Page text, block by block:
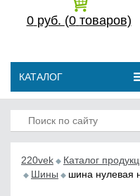
0 руб. (0 товаров)
КАТАЛОГ
220vek Каталог
Шины
шина нулевая